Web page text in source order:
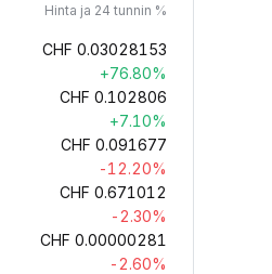
Hinta ja 24 tunnin %
CHF 0.03028153
+76.80%
CHF 0.102806
+7.10%
CHF 0.091677
-12.20%
CHF 0.671012
-2.30%
CHF 0.00000281
-2.60%